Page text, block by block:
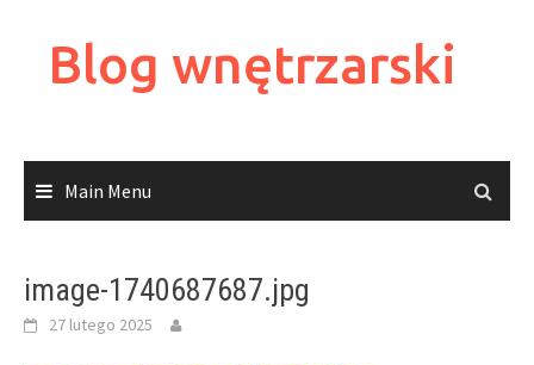
contentBlog wnętrzarski
Main Menu
image-1740687687.jpg
27 lutego 2025